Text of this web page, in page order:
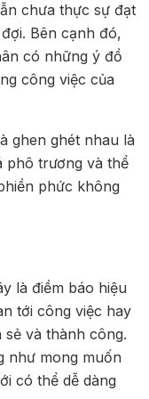
chưa thực sự đạt
Bên cạnh đó,
có những ý đồ
công việc của
ghen ghét nhau là
phô trương và thể
phức không
là điềm báo hiệu
tới công việc hay
và thành công.
như mong muốn
có thể dễ dàng